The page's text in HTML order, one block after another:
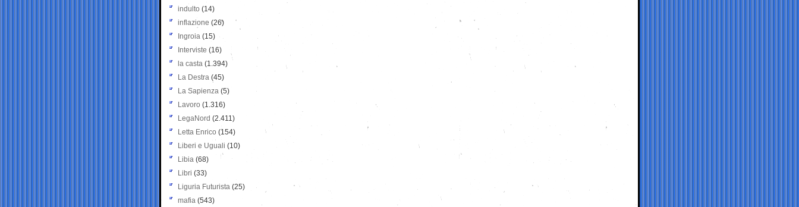
indulto (14)
inflazione (26)
Ingroia (15)
Interviste (16)
la casta (1.394)
La Destra (45)
La Sapienza (5)
Lavoro (1.316)
LegaNord (2.411)
Letta Enrico (154)
Liberi e Uguali (10)
Libia (68)
Libri (33)
Liguria Futurista (25)
mafia (543)